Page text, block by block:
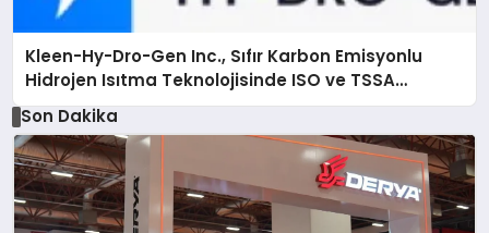
Kleen-Hy-Dro-Gen Inc., Sıfır Karbon Emisyonlu
Hidrojen Isıtma Teknolojisinde ISO ve TSSA
Düzenleyici Onaylarını Aldı
Son Dakika